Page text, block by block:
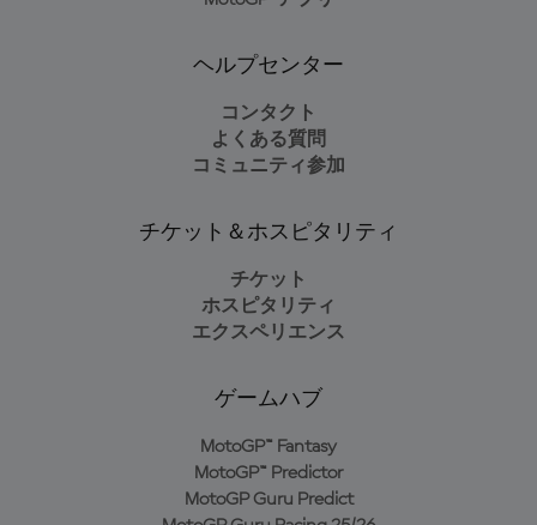
ヘルプセンター
コンタクト
よくある質問
コミュニティ参加
チケット＆ホスピタリティ
チケット
ホスピタリティ
エクスペリエンス
ゲームハブ
MotoGP™ Fantasy
MotoGP™ Predictor
MotoGP Guru Predict